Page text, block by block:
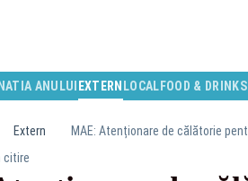
ANULUI EXTERN LOCAL FOOD & DRINKS
Extern MAE: Atenționare de călătorie
citire